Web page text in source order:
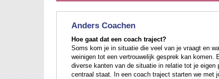
Anders Coachen
Hoe gaat dat een coach traject?
Soms kom je in situatie die veel van je vraagt en
weinigen tot een vertrouwelijk gesprek kan komen.
diverse kanten van de situatie in relatie tot je eigen
centraal staat. In een coach traject starten we met